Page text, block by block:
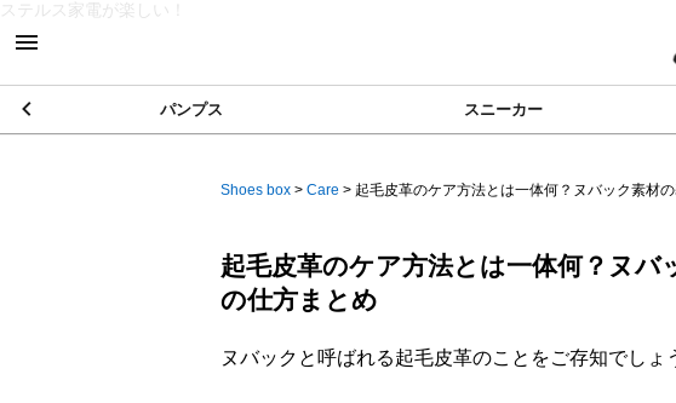
ステルス家電が楽しい！
パンプス スニーカー
Shoes box > Care > 起毛皮革のケア方法とは一体何？ヌバック素材
起毛皮革のケア方法とは一体何？ヌバ
の仕方まとめ
ヌバックと呼ばれる起毛皮革のことをご存知でしょ